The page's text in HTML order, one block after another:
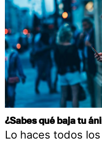
¿Sabes qué baja tu
Lo haces todos